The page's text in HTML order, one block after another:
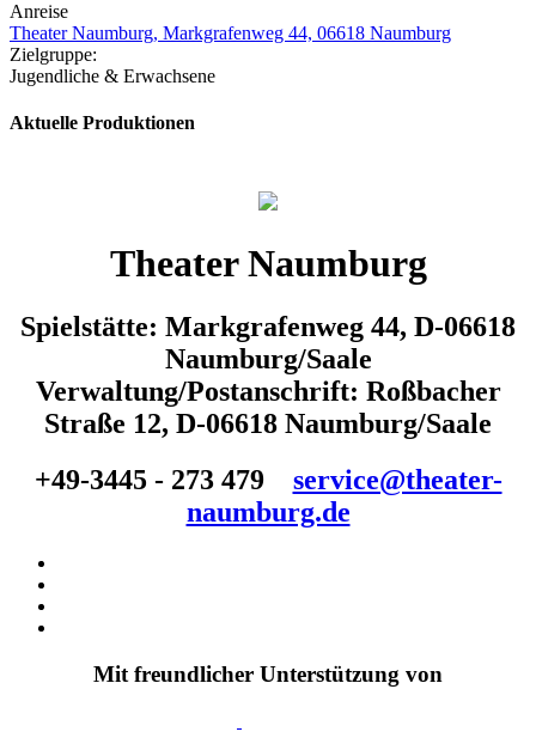
Anreise
Theater Naumburg, Markgrafenweg 44, 06618 Naumburg
Zielgruppe:
Jugendliche & Erwachsene
Aktuelle Produktionen
Theater Naumburg
Spielstätte: Markgrafenweg 44, D-06618
Naumburg/Saale
Verwaltung/Postanschrift: Roßbacher
Straße 12, D-06618 Naumburg/Saale
+49-3445 - 273 479
service@theater-
naumburg.de
Mit freundlicher Unterstützung von